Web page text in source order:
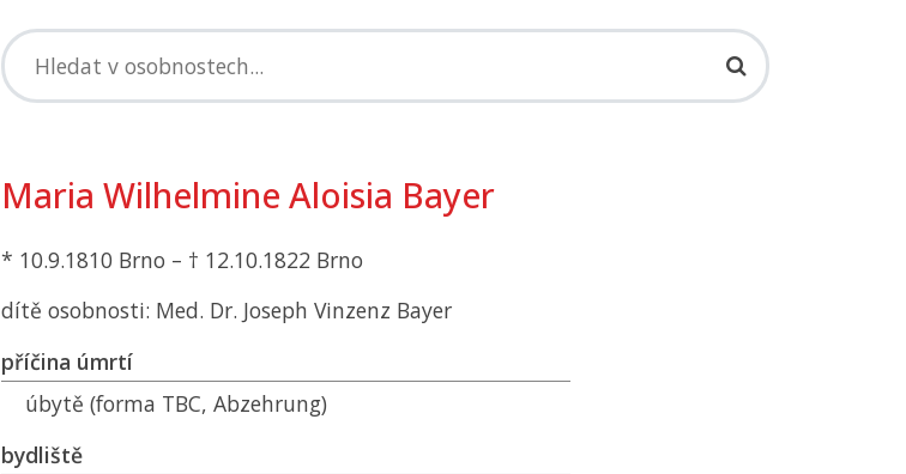
Maria Wilhelmine Aloisia Bayer
* 10.9.1810 Brno – † 12.10.1822 Brno
dítě osobnosti: Med. Dr. Joseph Vinzenz Bayer
příčina úmrtí
úbytě (forma TBC, Abzehrung)
bydliště